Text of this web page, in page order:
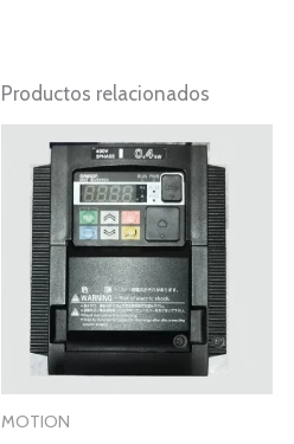
Productos relacionados
MOTION